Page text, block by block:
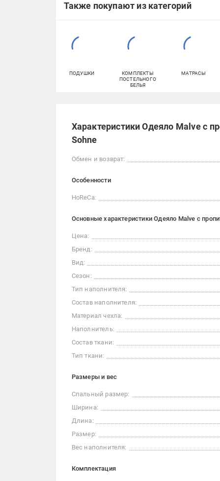
Также покупают из категорий
ПОДУШКИ
КОМПЛЕКТЫ
ПОСТЕЛЬНОГО
БЕЛЬЯ
МАТРАСЫ
Характеристики Одеяло Malve с
Sohne
Обмен и возврат:
Особенности
HoReCa:
Основные характеристики Одеяло Malve с
Цена:
Бренд:
Вид:
Сезон:
Тип наполнителя:
Состав наполнителя:
Материал чехла:
Наполнитель:
Состав ткани:
Тип ткани:
Размеры и вес
Спальный размер:
Ширина:
Длина:
Размер:
Вес наполнителя:
Комплектация